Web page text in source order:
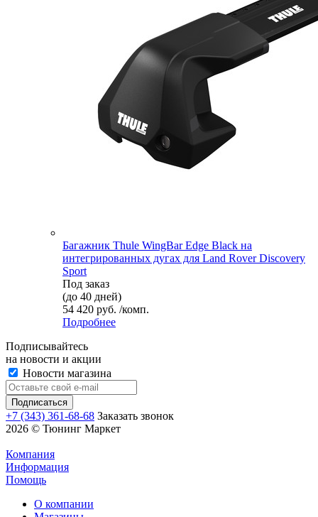
Багажник Thule WingBar Edge Black на
интегрированных дугах для Land Rover Discovery
Sport
Под заказ
(до 40 дней)
54 420 руб. /комп.
Подробнее
Подписывайтесь
на новости и акции
Новости магазина
+7 (343) 361-68-68 Заказать звонок
2026 © Тюнинг Маркет
Компания
Информация
Помощь
О компании